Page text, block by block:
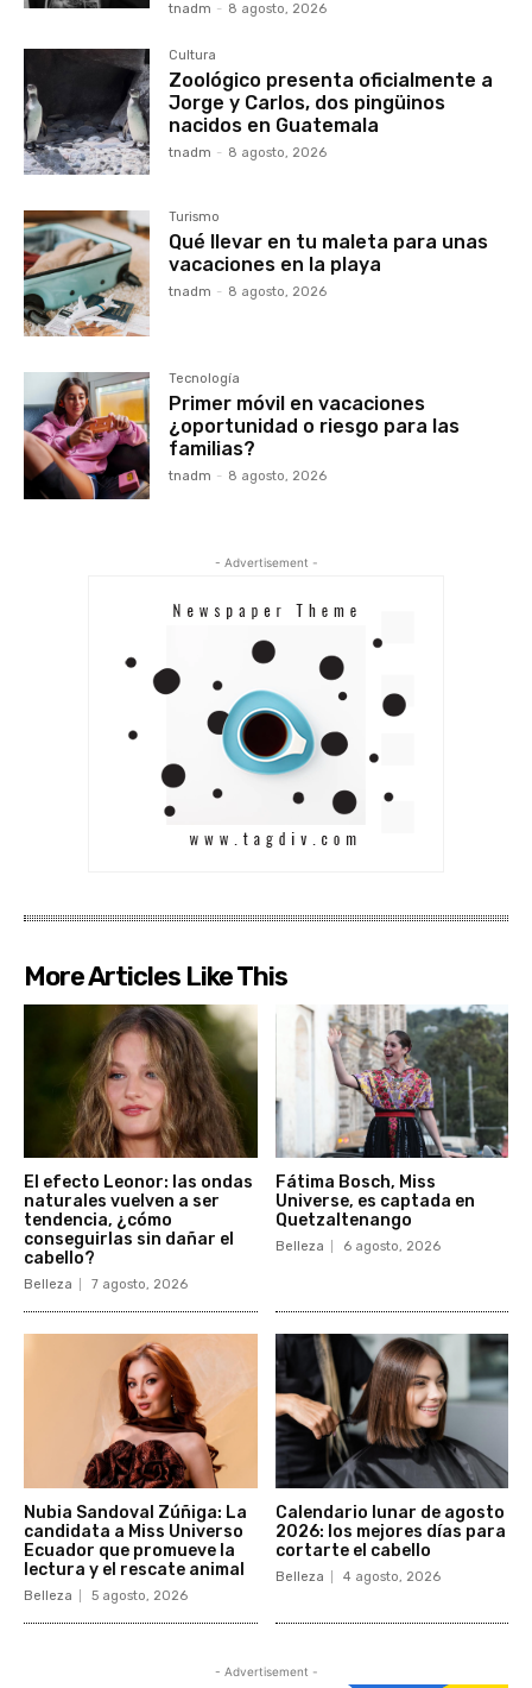
tnadm - 8 agosto, 2026
Cultura
Zoológico presenta oficialmente a
Jorge y Carlos, dos pingüinos
nacidos en Guatemala
tnadm - 8 agosto, 2026
Turismo
Qué llevar en tu maleta para unas
vacaciones en la playa
tnadm - 8 agosto, 2026
Tecnología
Primer móvil en vacaciones
¿oportunidad o riesgo para las
familias?
tnadm - 8 agosto, 2026
- Advertisement -
More Articles Like This
El efecto Leonor: las ondas
naturales vuelven a ser
tendencia, ¿cómo
conseguirlas sin dañar el
cabello?
Belleza 7 agosto, 2026
Fátima Bosch, Miss
Universe, es captada en
Quetzaltenango
Belleza 6 agosto, 2026
Nubia Sandoval Zúñiga: La
candidata a Miss Universo
Ecuador que promueve la
lectura y el rescate animal
Belleza 5 agosto, 2026
Calendario lunar de agosto
2026: los mejores días para
cortarte el cabello
Belleza 4 agosto, 2026
- Advertisement -